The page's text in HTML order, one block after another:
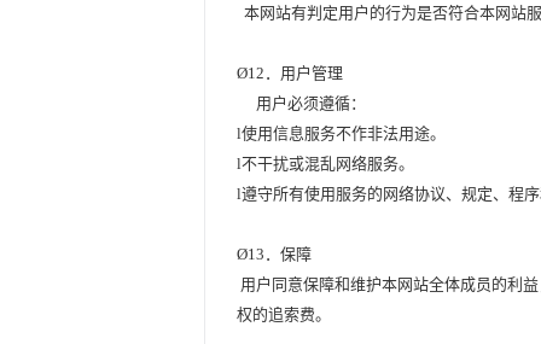
本网站有判定用户的行为是否符合本网站
Ø12 ．用户管理
用户必须遵循：
l使用信息服务不作非法用途。
l不干扰或混乱网络服务。
l遵守所有使用服务的网络协议、规定、程
Ø13 ．保障
用户同意保障和维护本网站全体成员的利
权的追索费。